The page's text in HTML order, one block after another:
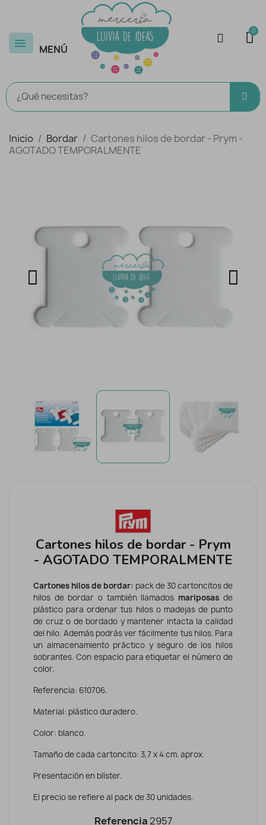
MENÚ
Inicio Bordar
Cartones hilos de bordar - Prym -
AGOTADO TEMPORALMENTE
Cartones hilos de bordar - Prym
- AGOTADO TEMPORALMENTE
Cartones hilos de bordar: pack de30 cartoncitos de
hilos de bordar o también llamados mariposas de
plástico para ordenar tus hilos o madejas de punto
de cruz o de bordado y mantener intacta la calidad
del hilo. Además podrás ver fácilmente tus hilos. Para
un almacenamiento práctico y seguro de los hilos
sobrantes. Con espacio para etiquetar el número de
color.
Referencia: 610706.
Material: plástico duradero.
Color: blanco.
Tamaño de cada cartoncito: 3,7 x 4 cm. aprox.
Presentación en blíster.
El precio se refiere al pack de 30 unidades.
Referencia 2957